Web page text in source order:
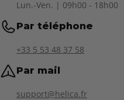
Lun.-Ven. | 09h00 - 18h00
Par téléphone
+33 5 53 48 37 58
Par mail
support@helica.fr